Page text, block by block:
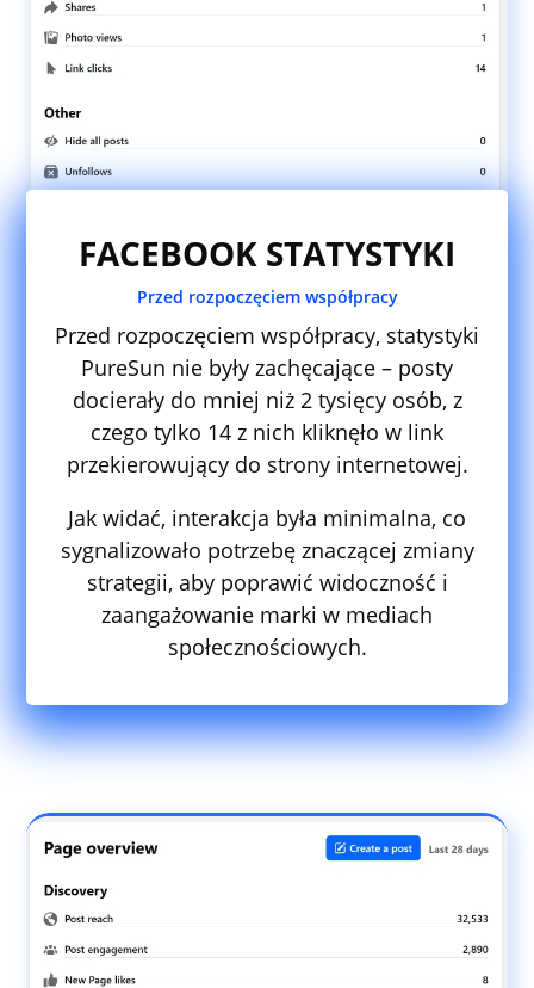
FACEBOOK STATYSTYKI
Przed rozpoczęciem współpracy
Przed rozpoczęciem współpracy, statystyki
PureSun nie były zachęcające – posty
docierały do mniej niż 2 tysięcy osób, z
czego tylko 14 z nich kliknęło w link
przekierowujący do strony internetowej.
Jak widać, interakcja była minimalna, co
sygnalizowało potrzebę znaczącej zmiany
strategii, aby poprawić widoczność i
zaangażowanie marki w mediach
społecznościowych.